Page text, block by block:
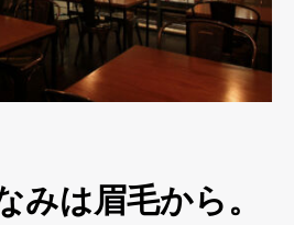
みは眉毛から。